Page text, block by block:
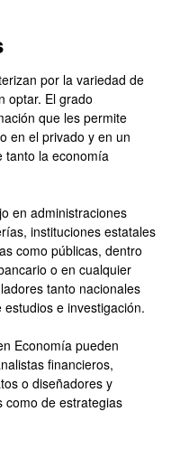
por la variedad de
optar. El grado
que les permite
en el privado y en un
tanto la economía
en administraciones
instituciones estatales
como públicas, dentro
o en cualquier
tanto nacionales
e investigación.
Economía pueden
financieros,
o diseñadores y
como de estrategias